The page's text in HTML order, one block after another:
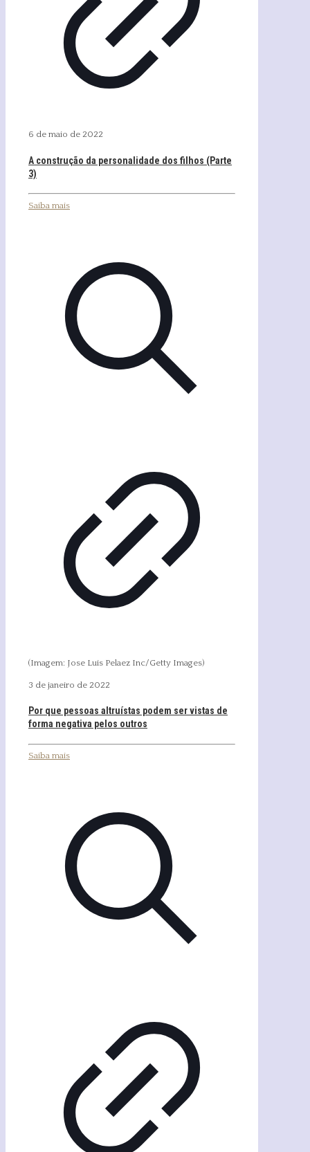
6 de maio de 2022
A construção da personalidade dos filhos (Parte
3)
Saiba mais
(Imagem: Jose Luis Pelaez Inc/Getty Images)
3 de janeiro de 2022
Por que pessoas altruístas podem ser vistas de
forma negativa pelos outros
Saiba mais